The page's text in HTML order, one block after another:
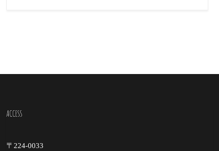
ACCESS
〒224-0033